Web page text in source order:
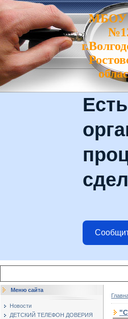
Меню сайта
Новости
ДЕТСКИЙ ТЕЛЕФОН ДОВЕРИЯ